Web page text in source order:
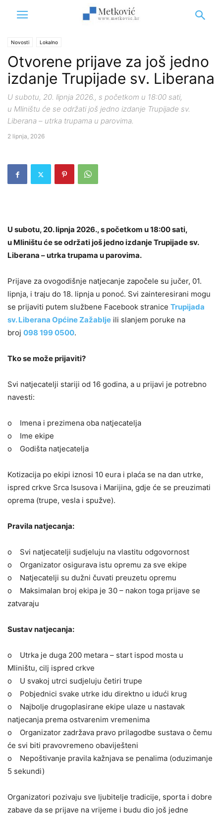
Novosti Lokalno
Otvorene prijave za još jedno
izdanje Trupijade sv. Liberana
U subotu, 20. lipnja 2026., s početkom u 18:00 sati,
u Mliništu će se održati još jedno izdanje Trupijade sv.
Liberana – utrka trupama u parovima.
2 lipnja, 2026
U subotu, 20. lipnja 2026., s početkom u 18:00 sati,
u Mliništu će se održati još jedno izdanje Trupijade sv.
Liberana – utrka trupama u parovima.
Prijave za ovogodišnje natjecanje započele su jučer, 01.
lipnja, i traju do 18. lipnja u ponoć. Svi zainteresirani mogu
se prijaviti putem službene Facebook stranice Trupijada
sv. Liberana Općine Zažablje ili slanjem poruke na
broj 098 199 0500.
Tko se može prijaviti?
Svi natjecatelji stariji od 16 godina, a u prijavi je potrebno
navesti:
o Imena i prezimena oba natjecatelja
o Ime ekipe
o Godišta natjecatelja
Kotizacija po ekipi iznosi 10 eura i plaća se na dan utrke,
ispred crkve Srca Isusova i Marijina, gdje će se preuzimati
oprema (trupe, vesla i spužve).
Pravila natjecanja:
o Svi natjecatelji sudjeluju na vlastitu odgovornost
o Organizator osigurava istu opremu za sve ekipe
o Natjecatelji su dužni čuvati preuzetu opremu
o Maksimalan broj ekipa je 30 – nakon toga prijave se
zatvaraju
Sustav natjecanja:
o Utrka je duga 200 metara – start ispod mosta u
Mliništu, cilj ispred crkve
o U svakoj utrci sudjeluju četiri trupe
o Pobjednici svake utrke idu direktno u idući krug
o Najbolje drugoplasirane ekipe ulaze u nastavak
natjecanja prema ostvarenim vremenima
o Organizator zadržava pravo prilagodbe sustava o čemu
će svi biti pravovremeno obaviješteni
o Nepoštivanje pravila kažnjava se penalima (oduzimanje
5 sekundi)
Organizatori pozivaju sve ljubitelje tradicije, sporta i dobre
zabave da se prijave na vrijeme i budu dio još jedne